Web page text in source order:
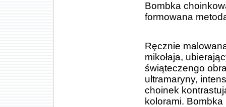
Bombka
formowana
Ręcznie
mikołaja,
świąteczengo
ultramaryny,
choinek
kolorami.